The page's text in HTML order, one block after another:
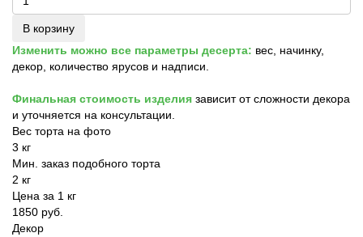
В корзину
Изменить можно все параметры десерта: вес, начинку,
декор, количество ярусов и надписи.
Финальная стоимость изделия зависит от сложности декора
и уточняется на консультации.
Вес торта на фото
3 кг
Мин. заказ подобного торта
2 кг
Цена за 1 кг
1850 руб.
Декор